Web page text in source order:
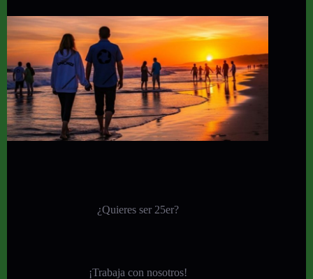
¿Quieres ser 25er?
¡Trabaja con nosotros!